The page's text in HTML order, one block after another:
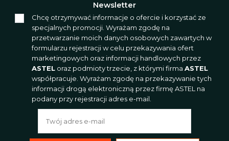
Newsletter
Chcę otrzymywać informacje o ofercie i korzystać ze
specjalnych promocji. Wyrażam zgodę na
przetwarzanie moich danych osobowych zawartych w
formularzu rejestracji w celu przekazywania ofert
marketingowych oraz informacji handlowych przez
ASTEL oraz podmioty trzecie, z którymi firma ASTEL
współpracuje. Wyrażam zgodę na przekazywanie tych
informacji drogą elektroniczną przez firmę ASTEL na
podany przy rejestracji adres e-mail.